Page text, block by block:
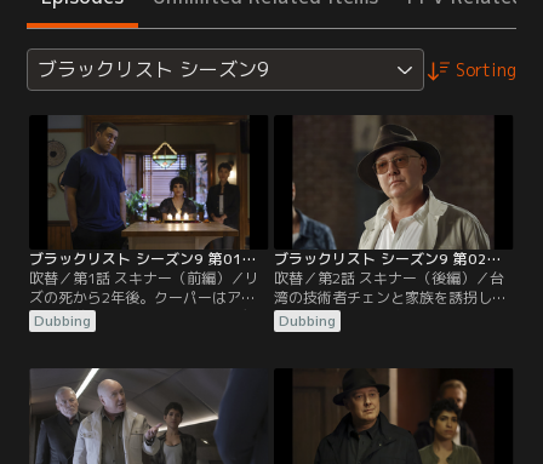
ブラックリスト シーズン9 Sorting
ブラックリスト シーズン9 第01話／吹替
吹替／第1話 スキナー（前編）／リ
ズの死から2年後。クーパーはアグ
ネスの養父となり、レスラーはデト
ロイトに帰郷。アラムは友達と起業
捜査官になっていた。潜入捜査で最
先端マイクロチップを盗もうとした
男を取り逃がしたデンベは大やけど
を負い、相棒は射殺される事件が発
生し…。
Dubbing
ブラックリスト シーズン9 第02話／吹替
吹替／第2話 スキナー（後編）／台
湾の技術者チェンと家族を誘拐した
「スキナー」は、家族を人質にチッ
プ製作用のソフトウェアをチェンに
たことを知った、アラムたちはチェ
ンの身柄とソフトウェアを確保する
が、パナベイカーにソフトウェアを
渡すよう迫る。
Dubbing